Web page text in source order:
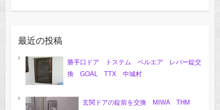
最近の投稿
勝手口ドア トステム ベルエア レバー錠交
換 GOAL TTX 中城村
玄関ドアの錠前を交換 MIWA THM